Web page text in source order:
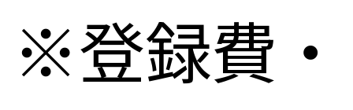
※登録費・